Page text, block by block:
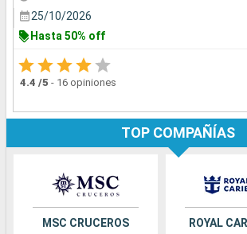
25/10/2026
Hasta 50% off
4.4 /5 - 16 opiniones
TOP COMPAÑÍAS
MSC CRUCEROS ROYAL